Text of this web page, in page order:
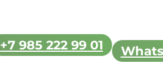
+7 985 222 99 01